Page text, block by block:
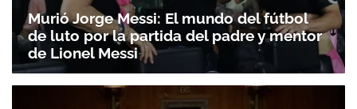
Murió Jorge Messi: El mundo del fútbol
de luto por la partida del padre y mentor
de Lionel Messi